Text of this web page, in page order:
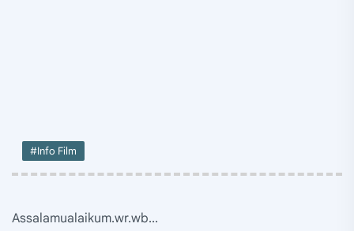
#Info Film
Assalamualaikum.wr.wb...